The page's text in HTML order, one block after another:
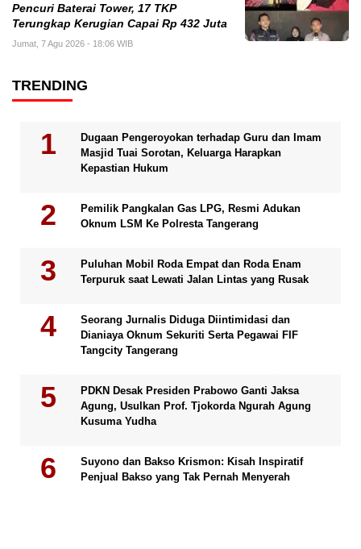
Pencuri Baterai Tower, 17 TKP
Terungkap Kerugian Capai Rp 432 Juta
Jumat, 7 Agu 2026 - 18:06 WIB
TRENDING
Dugaan Pengeroyokan terhadap Guru dan Imam
Masjid Tuai Sorotan, Keluarga Harapkan
Kepastian Hukum
Pemilik Pangkalan Gas LPG, Resmi Adukan
Oknum LSM Ke Polresta Tangerang
Puluhan Mobil Roda Empat dan Roda Enam
Terpuruk saat Lewati Jalan Lintas yang Rusak
Seorang Jurnalis Diduga Diintimidasi dan
Dianiaya Oknum Sekuriti Serta Pegawai FIF
Tangcity Tangerang
PDKN Desak Presiden Prabowo Ganti Jaksa
Agung, Usulkan Prof. Tjokorda Ngurah Agung
Kusuma Yudha
Suyono dan Bakso Krismon: Kisah Inspiratif
Penjual Bakso yang Tak Pernah Menyerah